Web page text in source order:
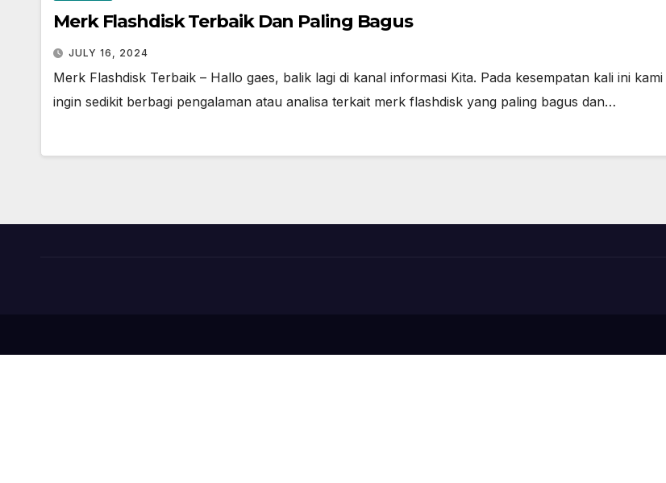
Merk Flashdisk Terbaik Dan Paling Bagus
JULY 16, 2024
Merk Flashdisk Terbaik – Hallo gaes, balik lagi di kanal informasi Kita. Pada kesempatan kali ini kami
ingin sedikit berbagi pengalaman atau analisa terkait merk flashdisk yang paling bagus dan…